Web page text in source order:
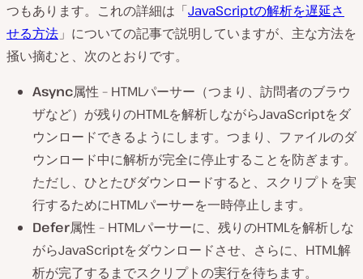
つもあります。これの詳細は「JavaScriptの解析を遅延さ
せる方法 」についての記事で説明していますが、主な方法を
掻い摘むと、次のとおりです。
Async属性 – HTMLパーサー（つまり、訪問者のブラウ
ザなど）が残りのHTMLを解析しながらJavaScriptをダ
ウンロードできるようにします。つまり、ファイルのダ
ウンロード中に解析が完全に停止することを防ぎます。
ただし、ひとたびダウンロードすると、スクリプトを実
行するためにHTMLパーサーを一時停止します。
Defer属性 – HTMLパーサーに、残りのHTMLを解析しな
がらJavaScriptをダウンロードさせ、さらに、HTML解
析が完了するまでスクリプトの実行を待ちます。